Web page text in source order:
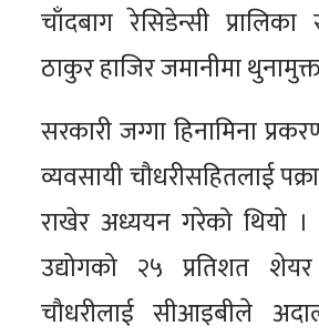
चाँदबाग रेसिडेन्सी
ठाकुर हाजिर जमानीमा
सरकारी जग्गा हिनामिना
व्यवसायी चौधरीसहितलाई
राखेर अध्ययन गरेको थियो ।
उद्योगको २५ प्रतिशत
चौधरीलाई सीआइबीले